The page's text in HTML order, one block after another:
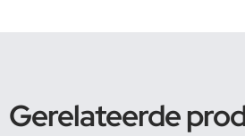
Gerelateerde